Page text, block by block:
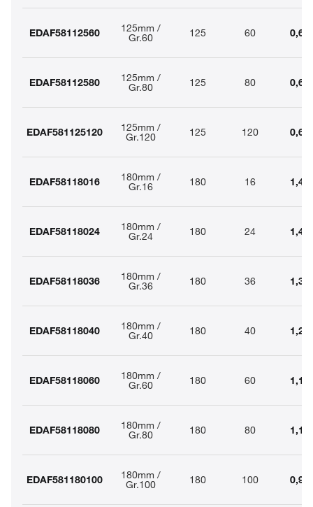
EDAF58112560 125mm /
Gr.60 125 60
EDAF58112580 125mm /
Gr.80 125 80
EDAF581125120 125mm /
Gr.120 125 120
EDAF58118016 180mm /
Gr.16 180 16
EDAF58118024 180mm /
Gr.24 180 24
EDAF58118036 180mm /
Gr.36 180 36
EDAF58118040 180mm /
Gr.40 180 40
EDAF58118060 180mm /
Gr.60 180 60
EDAF58118080 180mm /
Gr.80 180 80
EDAF581180100 180mm /
Gr.100 180 100